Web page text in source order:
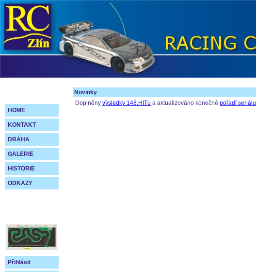
HOME
KONTAKT
DRÁHA
GALERIE
HISTORIE
ODKAZY
Přihlásit
Novinky
Doplněny výsledky 148.HITu a aktualizováno konečné pořadí seriálu